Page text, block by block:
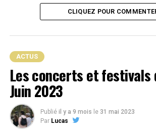
Krisy – Julio & sa Gogo danseuse
CLIQUEZ POUR
ACTUS
Les concerts et festivals
Juin 2023
Publié il y a 9 mois le 31 mai 2023
Par Lucas